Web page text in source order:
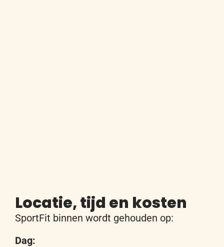
Locatie, tijd en kosten
SportFit binnen wordt gehouden op:
Dag: